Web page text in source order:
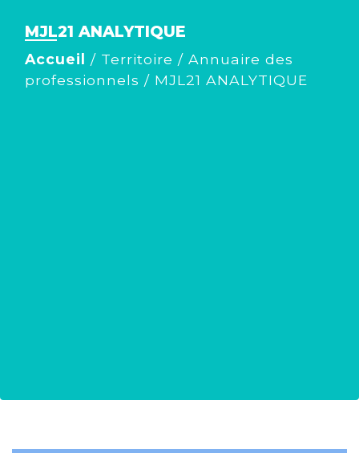
MJL21 ANALYTIQUE
Accueil / Territoire / Annuaire des
professionnels / MJL21 ANALYTIQUE